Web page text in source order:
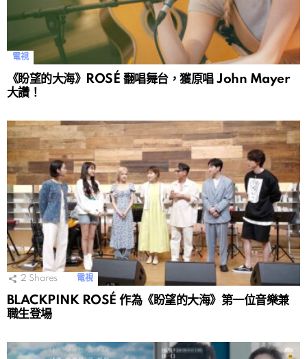
電視
《盼望的大海》ROSÉ 翻唱舞台，獲原唱 John Mayer
大讚！
2 Shares 電視
BLACKPINK ROSÉ 作為《盼望的大海》第一位音樂兼
職生登場